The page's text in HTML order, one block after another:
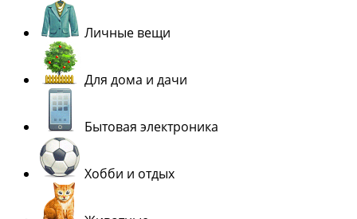
Личные вещи
Для дома и дачи
Бытовая электроника
Хобби и отдых